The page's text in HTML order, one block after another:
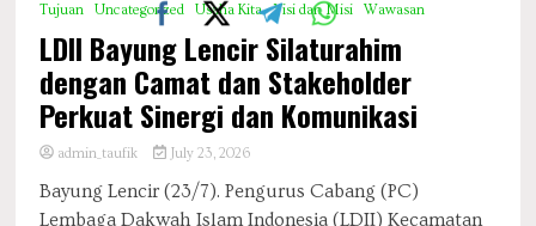
Tujuan
Uncategorized Usaha Kita Visi dan Misi Wawasan
LDII Bayung Lencir Silaturahim
dengan Camat dan Stakeholder
Perkuat Sinergi dan Komunikasi
admin_taufik July 23, 2026
Bayung Lencir (23/7). Pengurus Cabang (PC)
Lembaga Dakwah Islam Indonesia (LDII) Kecamatan